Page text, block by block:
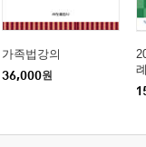
가족법강의
36,000원